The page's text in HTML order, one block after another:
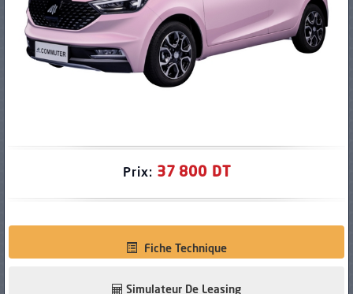
Prix: 37 800 DT
Fiche Technique
Simulateur De Leasing